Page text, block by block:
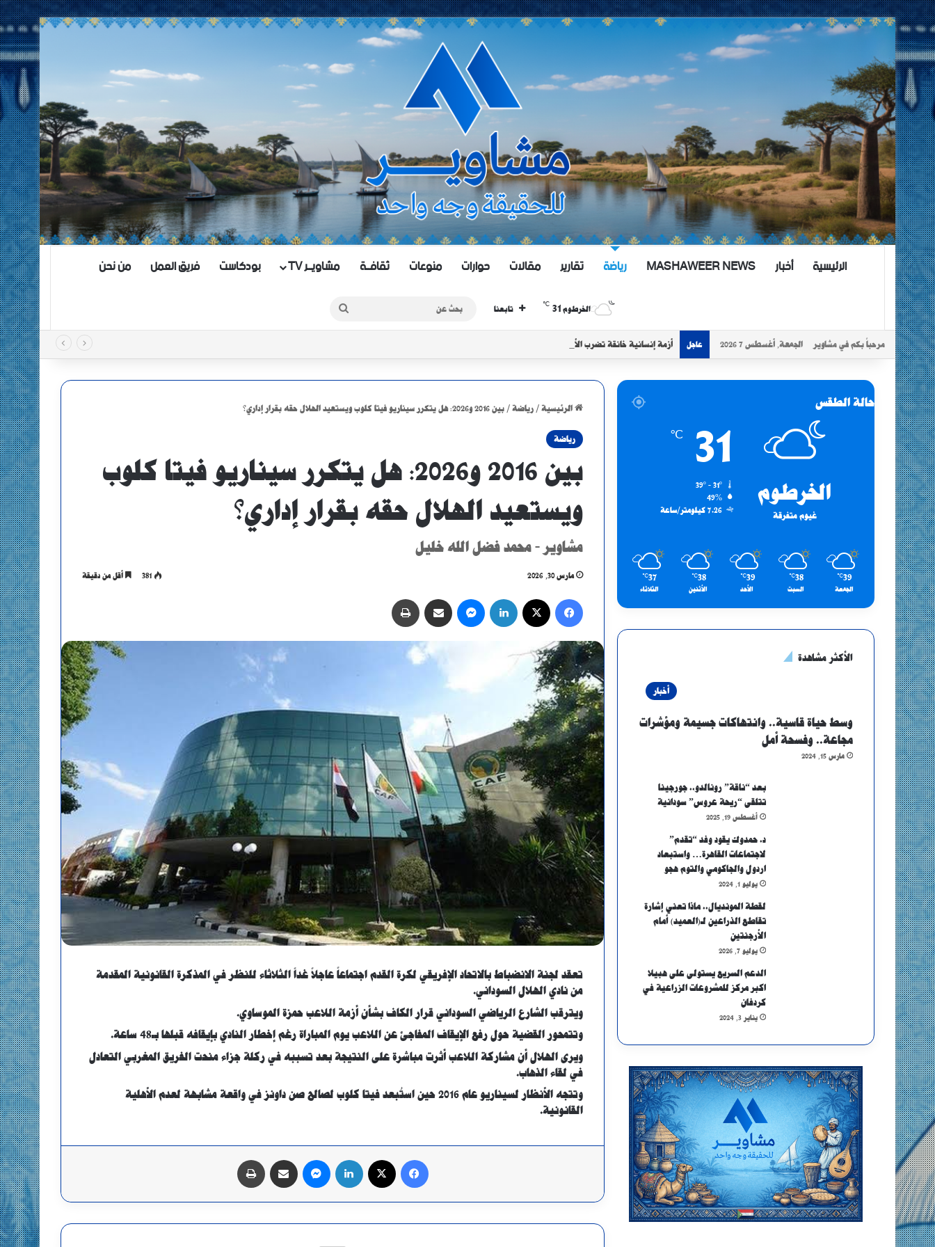
الرئيسية أخبار MASHAWEER NEWS رياضة تقارير مقالات حوارات منوعات ثقافــة مشاويــر TV بودكاست فريق العمل من نحن
الخرطوم 31
℃
تابعنا بحث
عن
مرحباً بكم في مشاوير الجمعة, أغسطس 7 2026 عاجل أزمة إنسانية خانقة تضرب الأبيض مع تزايد موجات النزوح
الرئيسية / رياضة / بين 2016 و2026: هل يتكرر سيناريو فيتا كلوب ويستعيد الهلال حقه بقرار إداري؟
رياضة
بين 2016 و2026: هل يتكرر سيناريو فيتا كلوب
ويستعيد الهلال حقه بقرار إداري؟
مشاوير - محمد فضل الله خليل
مارس 30, 2026 381 أقل من دقيقة
فيسبوك لينكدإن ماسنجر مشاركة عبر البريد
تعقد لجنة الانضباط بالاتحاد الإفريقي لكرة القدم اجتماعاً عاجلاً غداً الثلاثاء للنظر في المذكرة القانونية المقدمة
من نادي الهلال السوداني.
ويترقب الشارع الرياضي السوداني قرار الكاف بشأن أزمة اللاعب حمزة الموساوي.
وتتمحور القضية حول رفع الإيقاف المفاجئ عن اللاعب يوم المباراة رغم إخطار النادي بإيقافه قبلها بـ48 ساعة.
ويرى الهلال أن مشاركة اللاعب أثرت مباشرة على النتيجة بعد تسببه في ركلة جزاء منحت الفريق المغربي التعادل
في لقاء الذهاب.
وتتجه الأنظار لسيناريو عام 2016 حين استُبعد فيتا كلوب لصالح صن داونز في واقعة مشابهة لعدم الأهلية
القانونية.
فيسبوك لينكدإن ماسنجر مشاركة عبر البريد
حالة الطقس
الخرطوم
غيوم متفرقة
31
℃
49%
7.26 كيلومتر/ساعة
39
℃
الجمعة
38
℃
السبت
39
℃
الأحد
38
℃
الأثنين
37
℃
الثلاثاء
الأكثر مشاهدة
أخبار
وسط حياة قاسية.. وانتهاكات جسيمة ومؤشرات
مجاعة.. وفسحة أمل
مارس 15, 2024
بعد “ناقة” رونالدو.. جورجينا
تتلقى “ريحة عروس” سودانية
أغسطس 19, 2025
د. حمدوك يقود وفد “تقدم”
لاجتماعات القاهرة… واستبعاد
اردول والجاكومي والتوم هجو
يوليو 1, 2024
لقطة المونديال.. ماذا تعني إشارة
تقاطع الذراعين لـ(العميد) أمام
الأرجنتين
يوليو 7, 2026
الدعم السريع يستولى على هبيلا
اكبر مركز للمشروعات الزراعية في
كردفان
يناير 3, 2024